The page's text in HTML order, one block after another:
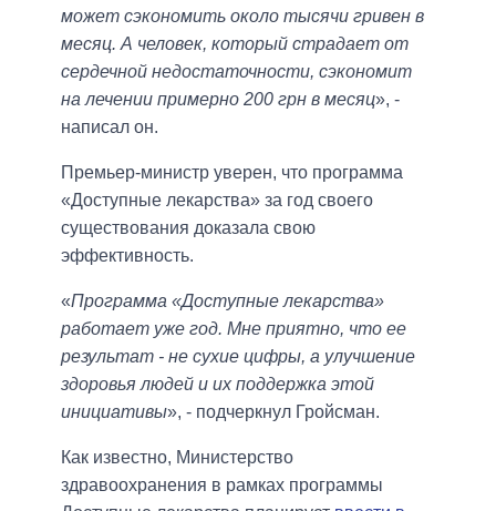
может сэкономить около тысячи гривен в
месяц. А человек, который страдает от
сердечной недостаточности, сэкономит
на лечении примерно 200 грн в месяц», -
написал он.
Премьер-министр уверен, что программа
«Доступные лекарства» за год своего
существования доказала свою
эффективность.
«Программа «Доступные лекарства»
работает уже год. Мне приятно, что ее
результат - не сухие цифры, а улучшение
здоровья людей и их поддержка этой
инициативы», - подчеркнул Гройсман.
Как известно, Министерство
здравоохранения в рамках программы